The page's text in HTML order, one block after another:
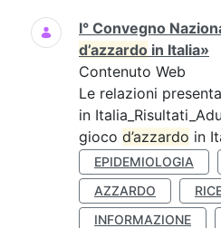
Ricerca
I° Convegno
d’azzardo in Italia»
Contenuto Web
Le relazioni
in
gioco d’azzardo in
EPIDEMIOLOGIA
AZZARDO
INFORMAZIONE